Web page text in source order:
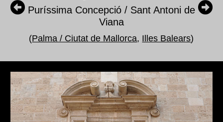
Puríssima Concepció / Sant Antoni de
Viana
(Palma / Ciutat de Mallorca, Illes Balears)